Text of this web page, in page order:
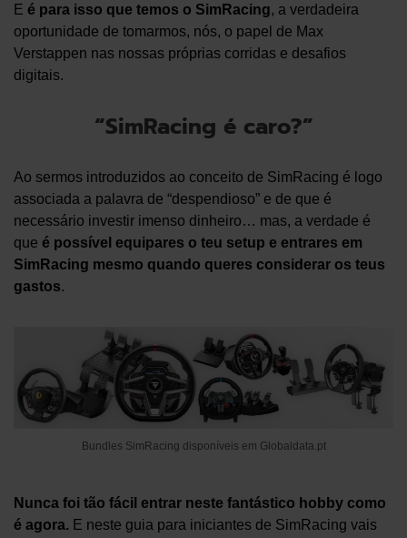
E é para isso que temos o SimRacing, a verdadeira
oportunidade de tomarmos, nós, o papel de Max
Verstappen nas nossas próprias corridas e desafios
digitais.
“SimRacing é caro?”
Ao sermos introduzidos ao conceito de SimRacing é logo
associada a palavra de “despendioso” e de que é
necessário investir imenso dinheiro… mas, a verdade é
que é possível equipares o teu setup e entrares em
SimRacing mesmo quando queres considerar os teus
gastos.
Bundles SimRacing disponíveis em Globaldata.pt
Nunca foi tão fácil entrar neste fantástico hobby como
é agora. E neste guia para iniciantes de SimRacing vais